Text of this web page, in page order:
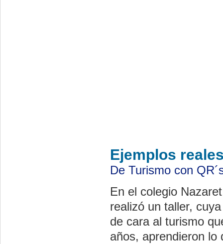
Ejemplos
De Turismo con
En el colegio
realizó un taller,
de cara al turismo
años, aprendieron lo